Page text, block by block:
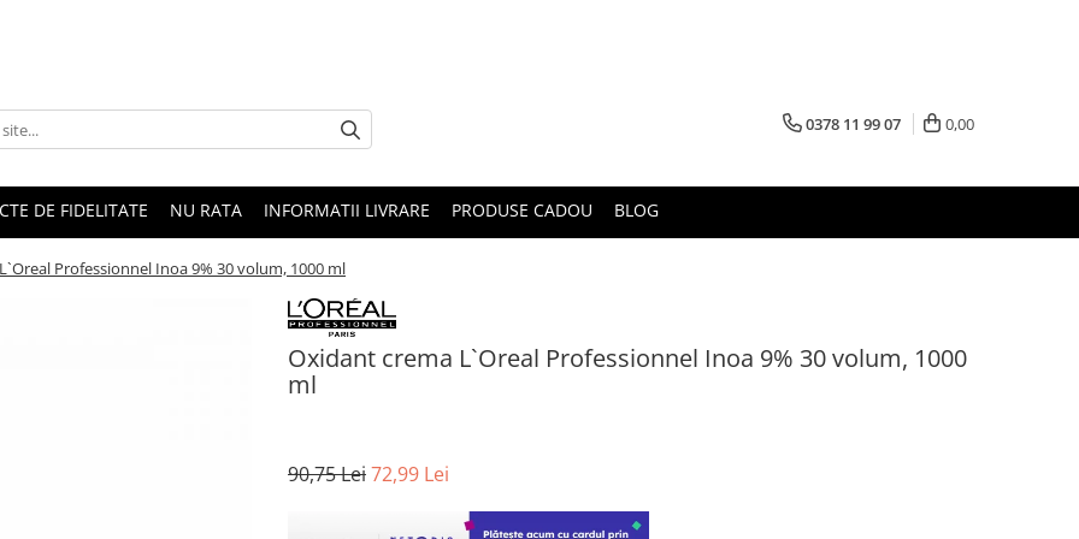
0378 11 99 07 0,00
DE FIDELITATE NU RATA INFORMATII LIVRARE PRODUSE CADOU BLOG
Professionnel Inoa 9% 30 volum, 1000 ml
Oxidant crema L`Oreal Professionnel Inoa 9% 30 volum, 1000
ml
90,75 Lei72,99 Lei